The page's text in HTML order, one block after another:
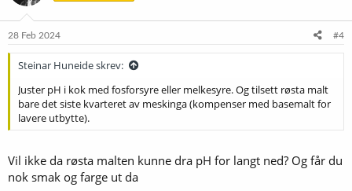
o
e
28 Feb 2024 #4
Steinar Huneide skrev:
Juster pH i kok med fosforsyre eller melkesyre. Og tilsett røsta malt
bare det siste kvarteret av meskinga (kompenser med basemalt for
lavere utbytte).
Vil ikke da røsta malten kunne dra pH for langt ned? Og får du
nok smak og farge ut da